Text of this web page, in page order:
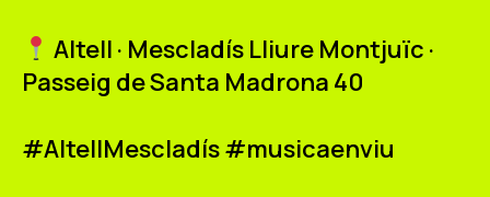
Altell · Mescladís Lliure Montjuïc ·
Passeig de Santa Madrona 40
#AltellMescladís #musicaenviu